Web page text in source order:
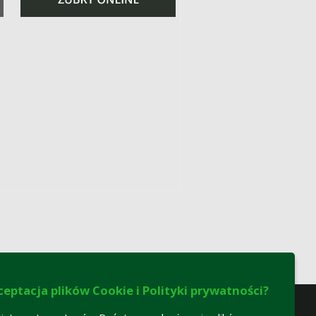
plików Cookie i Polityki prywatności?